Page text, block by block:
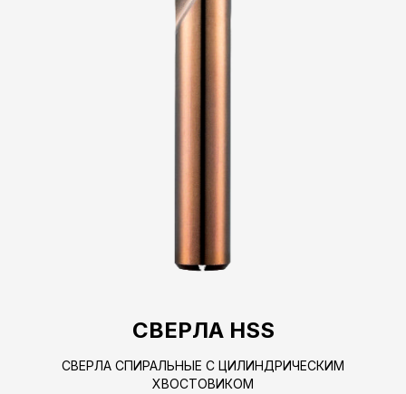
СВЕРЛА HSS
СВЕРЛА СПИРАЛЬНЫЕ С ЦИЛИНДРИЧЕСКИМ
ХВОСТОВИКОМ